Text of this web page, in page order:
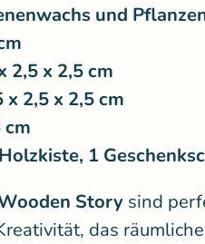
und
2,5 x 2,5 cm
x 2,5 x 2,5 cm
cm
1
Story sind
das